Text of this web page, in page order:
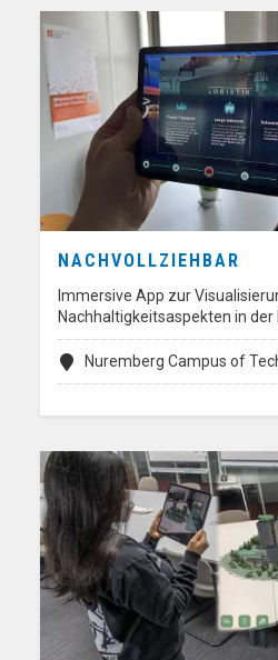
NACHVOLLZIEHBAR
Immersive App zur
Nachhaltigkeitsaspekten in
Nuremberg Campus of